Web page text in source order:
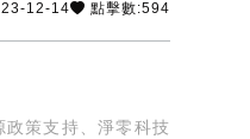
12-14 點擊數:594
策支持、淨零科技